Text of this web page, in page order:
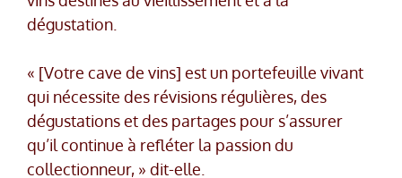
dégustation.
« [Votre cave de vins] est un portefeuille vivant
qui nécessite des révisions régulières, des
dégustations et des partages pour s’assurer
qu’il continue à refléter la passion du
collectionneur, » dit-elle.